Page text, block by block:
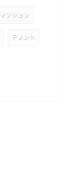
マンション
テナント